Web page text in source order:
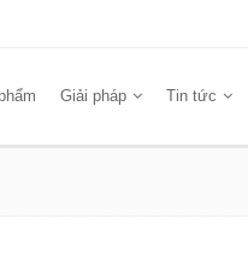
Giải pháp Tin tức